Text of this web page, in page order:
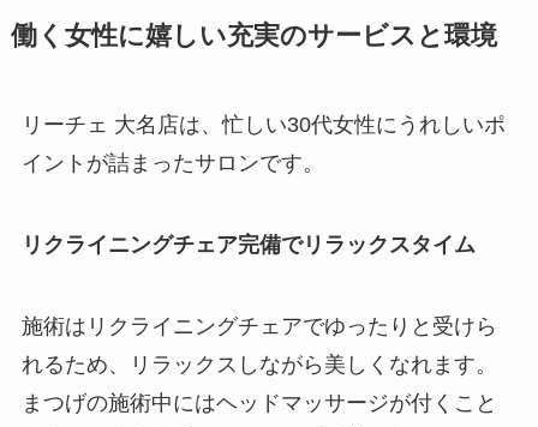
働く女性に嬉しい充実のサービスと環境
リーチェ 大名店は、忙しい30代女性にうれしいポ
イントが詰まったサロンです。
リクライニングチェア完備でリラックスタイム
施術はリクライニングチェアでゆったりと受けら
れるため、リラックスしながら美しくなれます。
まつげの施術中にはヘッドマッサージが付くこと